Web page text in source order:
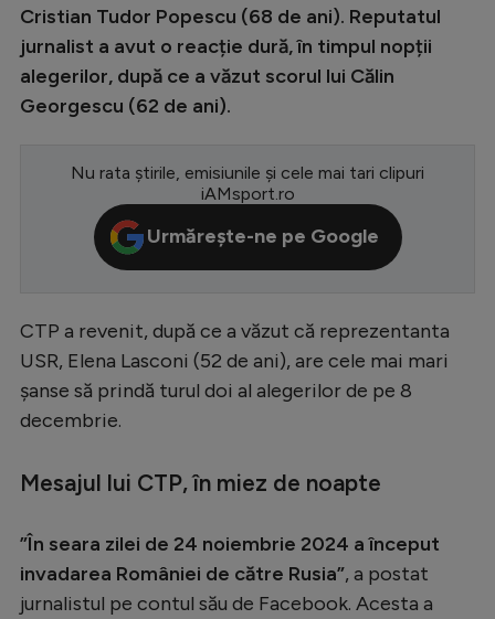
Champions League
Europa League
CM 2026
Premier League
LaLiga
Bundesliga
Ligue 1
Stranieri
Clasamente
Cristian Tudor Popescu (68 de ani). Reputatul
jurnalist a avut o reacție dură, în timpul nopții
alegerilor, după ce a văzut scorul lui Călin
Georgescu (62 de ani).
Nu rata știrile, emisiunile și cele mai tari clipuri
iAMsport.ro
Urmărește-ne pe Google
CTP a revenit, după ce a văzut că reprezentanta
USR, Elena Lasconi (52 de ani), are cele mai mari
șanse să prindă turul doi al alegerilor de pe 8
decembrie.
Mesajul lui CTP, în miez de noapte
”În seara zilei de 24 noiembrie 2024 a început
invadarea României de către Rusia”, a postat
jurnalistul pe contul său de Facebook. Acesta a